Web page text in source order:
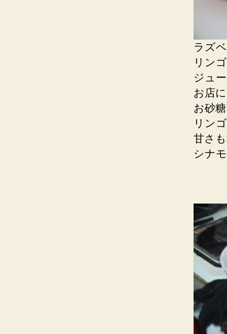
ラズ
リン
ジュ
お店
お砂
リン
甘さ
シナ